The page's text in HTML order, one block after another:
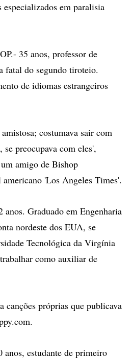
especializados em paralisia
35 anos, professor de
fatal do segundo tiroteio.
de idiomas estrangeiros
costumava sair com
se preocupava com eles',
amigo de Bishop
'Los Angeles Times'.
Graduado em Engenharia
nordeste dos EUA, se
Tecnológica da Virgínia
como auxiliar de
canções próprias que publicava
estudante de primeiro